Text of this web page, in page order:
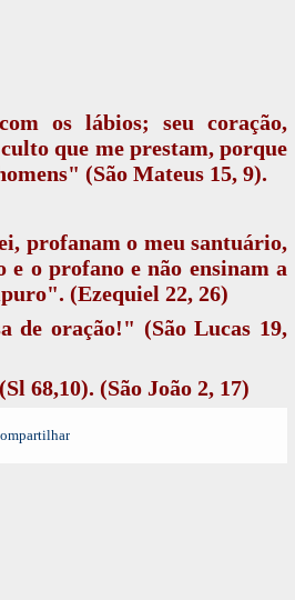
os lábios; seu coração,
que me prestam, porque
(São Mateus 15, 9).
profanam o meu santuário,
o profano e não ensinam a
(Ezequiel 22, 26)
de oração!" (São Lucas 19,
68,10). (São João 2, 17)
porque os Bispos